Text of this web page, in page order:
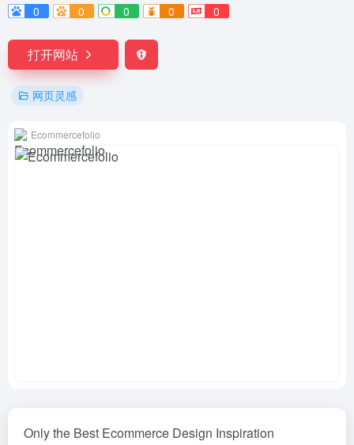
0
0 0 0 0
打开网站
网页灵感
Ecommercefolio
Only the Best Ecommerce Design Inspiration